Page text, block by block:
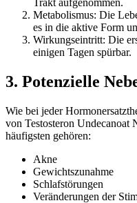
Trakt aufgenommen.
Metabolismus: Die
es in die aktive Form
Wirkungseintritt: Die
einigen Tagen spürbar.
3. Potenzielle
Wie bei jeder
von Testosteron Undecanoat
häufigsten gehören:
Akne
Gewichtszunahme
Schlafstörungen
Veränderungen der